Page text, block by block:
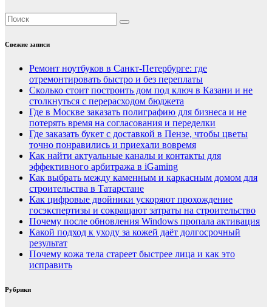
Свежие записи
Ремонт ноутбуков в Санкт-Петербурге: где
отремонтировать быстро и без переплаты
Сколько стоит построить дом под ключ в Казани и не
столкнуться с перерасходом бюджета
Где в Москве заказать полиграфию для бизнеса и не
потерять время на согласования и переделки
Где заказать букет с доставкой в Пензе, чтобы цветы
точно понравились и приехали вовремя
Как найти актуальные каналы и контакты для
эффективного арбитража в iGaming
Как выбрать между каменным и каркасным домом для
строительства в Татарстане
Как цифровые двойники ускоряют прохождение
госэкспертизы и сокращают затраты на строительство
Почему после обновления Windows пропала активация
Какой подход к уходу за кожей даёт долгосрочный
результат
Почему кожа тела стареет быстрее лица и как это
исправить
Рубрики